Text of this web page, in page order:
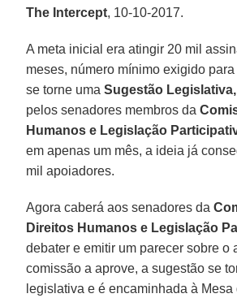
The Intercept, 10-10-2017.
A meta inicial era atingir 20 mil
meses, número mínimo exigido
se torne umaSugestão Legislativa,
pelos senadores membros da
Humanos e Legislação
em apenas um mês, a ideia já
mil apoiadores.
Agora caberá aos senadores da
Direitos Humanos e Legislação
debater e emitir um parecer sobre o
comissão a aprove, a sugestão se
legislativa e é encaminhada à Mesa